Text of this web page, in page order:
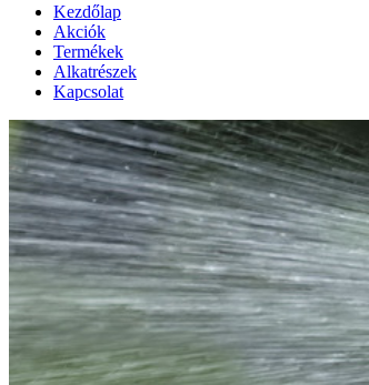
Kezdőlap
Akciók
Termékek
Alkatrészek
Kapcsolat